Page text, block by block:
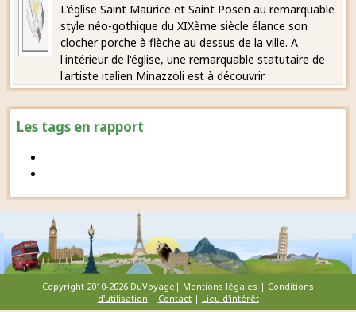
Les tags en rapport
L'église Saint Maurice et Saint Posen au remarquable
style néo-gothique du XIXème siècle élance son
clocher porche à flèche au dessus de la ville. A
l'intérieur de l'église, une remarquable statutaire de
l'artiste italien Minazzoli est à découvrir
Copyright 2010-2026 DuVoyage| Mentions légales | Conditions
d'utilisation | Contact| Lieu d'intérêt